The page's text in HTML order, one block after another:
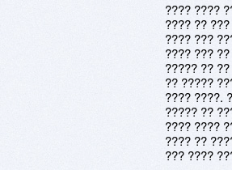
???? ????
???? ??
???? ???
???? ???
????? ??
?? ?????
???? ????.
????? ??
???? ????
???? ??
??? ????